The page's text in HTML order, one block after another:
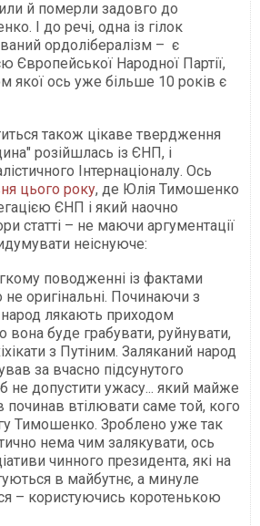
й померли задовго до
І до речі, одна із гілок
ордолібералізм – є
Європейської Народної Партії,
якої ось уже більше 10 років є
також цікаве твердження
розійшлась із ЄНП, і
Інтернаціоналу. Ось
цього року, де Юлія Тимошенко
ЄНП і який наочно
статті – не маючи аргументації
неіснуюче:
поводженні із фактами
не оригінальні. Починаючи з
лякають приходом
буде грабувати, руйнувати,
з Путіним. Заляканий народ
за вчасно підсунутого
не допустити ужасу... який майже
починав втілювати саме той, кого
Тимошенко. Зроблено уже так
нема чим залякувати, ось
чинного президента, які на
в майбутнє, а минуле
– користуючись коротенькою